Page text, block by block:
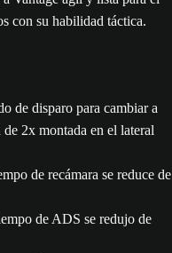
con su habilidad táctica.
de disparo para cambiar a
2x montada en el lateral
de recámara se reduce de
de ADS se redujo de